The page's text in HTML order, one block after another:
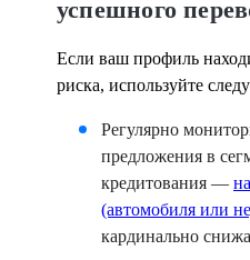
успешного
Если ваш профиль
риска, используйте
Регулярно
предложения в
кредитования —
(автомобиля или
кардинально